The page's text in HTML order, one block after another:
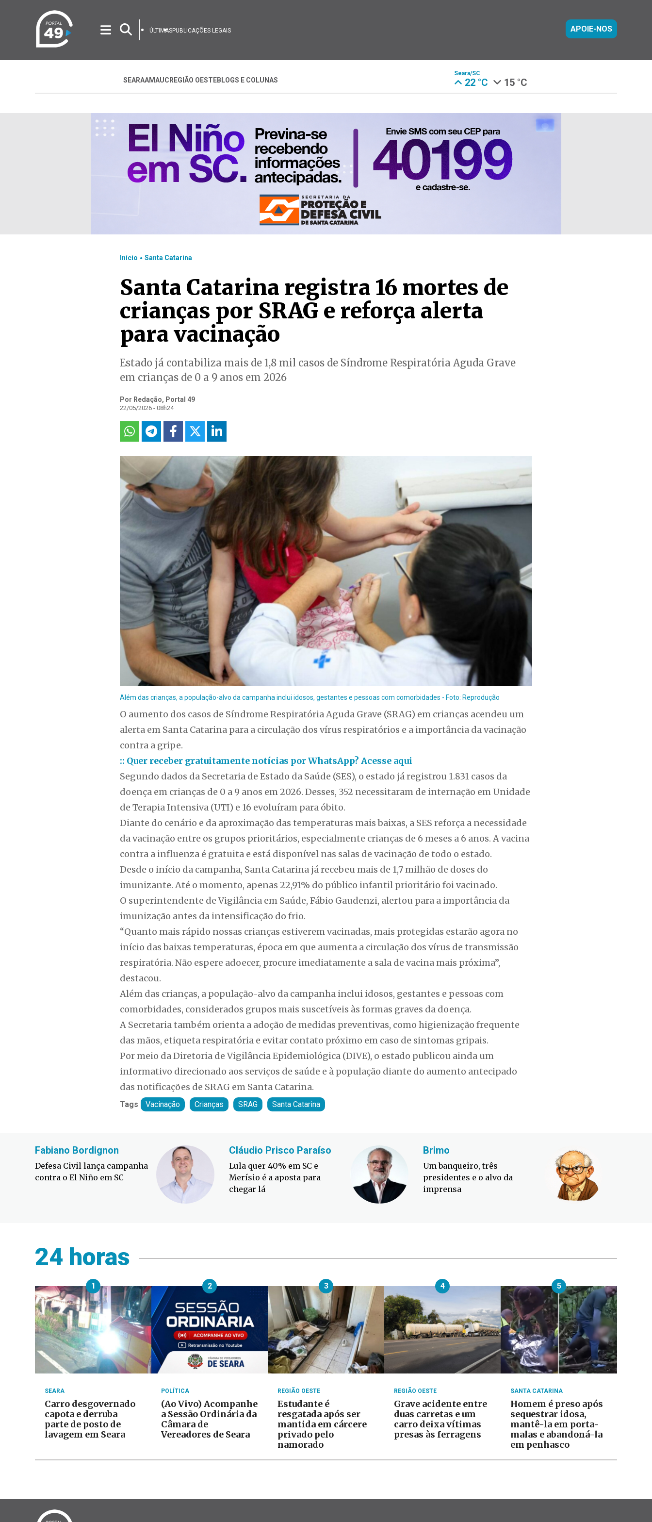
ÚLTIMASPUBLICAÇÕES LEGAIS APOIE-NOS
SEARAAMAUC REGIÃO OESTEBLOGS E COLUNAS
Seara/SC
22 °C 15 °C
Início . Santa Catarina
Santa Catarina registra 16 mortes de
crianças por SRAG e reforça alerta
para vacinação
Estado já contabiliza mais de 1,8 mil casos de Síndrome Respiratória Aguda Grave
em crianças de 0 a 9 anos em 2026
Por Redação, Portal 49
22/05/2026 - 08h24
Além das crianças, a população-alvo da campanha inclui idosos, gestantes e pessoas com comorbidades - Foto: Reprodução
O aumento dos casos de Síndrome Respiratória Aguda Grave (SRAG) em crianças acendeu um
alerta em Santa Catarina para a circulação dos vírus respiratórios e a importância da vacinação
contra a gripe.
:: Quer receber gratuitamente notícias por WhatsApp? Acesse aqui
Segundo dados da Secretaria de Estado da Saúde (SES), o estado já registrou 1.831 casos da
doença em crianças de 0 a 9 anos em 2026. Desses, 352 necessitaram de internação em Unidade
de Terapia Intensiva (UTI) e 16 evoluíram para óbito.
Diante do cenário e da aproximação das temperaturas mais baixas, a SES reforça a necessidade
da vacinação entre os grupos prioritários, especialmente crianças de 6 meses a 6 anos. A vacina
contra a influenza é gratuita e está disponível nas salas de vacinação de todo o estado.
Desde o início da campanha, Santa Catarina já recebeu mais de 1,7 milhão de doses do
imunizante. Até o momento, apenas 22,91% do público infantil prioritário foi vacinado.
O superintendente de Vigilância em Saúde, Fábio Gaudenzi, alertou para a importância da
imunização antes da intensificação do frio.
“Quanto mais rápido nossas crianças estiverem vacinadas, mais protegidas estarão agora no
início das baixas temperaturas, época em que aumenta a circulação dos vírus de transmissão
respiratória. Não espere adoecer, procure imediatamente a sala de vacina mais próxima”,
destacou.
Além das crianças, a população-alvo da campanha inclui idosos, gestantes e pessoas com
comorbidades, considerados grupos mais suscetíveis às formas graves da doença.
A Secretaria também orienta a adoção de medidas preventivas, como higienização frequente
das mãos, etiqueta respiratória e evitar contato próximo em caso de sintomas gripais.
Por meio da Diretoria de Vigilância Epidemiológica (DIVE), o estado publicou ainda um
informativo direcionado aos serviços de saúde e à população diante do aumento antecipado
das notificações de SRAG em Santa Catarina.
Tags Vacinação Crianças SRAG Santa Catarina
Fabiano Bordignon
Defesa Civil lança campanha
contra o El Niño em SC
Cláudio Prisco Paraíso
Lula quer 40% em SC e
Merísio é a aposta para
chegar lá
Brimo
Um banqueiro, três
presidentes e o alvo da
imprensa
24 horas
1
SEARA
Carro desgovernado
capota e derruba
parte de posto de
lavagem em Seara
2
POLÍTICA
(Ao Vivo) Acompanhe
a Sessão Ordinária da
Câmara de
Vereadores de Seara
3
REGIÃO OESTE
Estudante é
resgatada após ser
mantida em cárcere
privado pelo
namorado
4
REGIÃO OESTE
Grave acidente entre
duas carretas e um
carro deixa vítimas
presas às ferragens
5
SANTA CATARINA
Homem é preso após
sequestrar idosa,
mantê-la em porta-
malas e abandoná-la
em penhasco